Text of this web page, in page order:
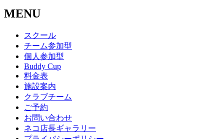
MENU
スクール
チーム参加型
個人参加型
Buddy Cup
料金表
施設案内
クラブチーム
ご予約
お問い合わせ
ネコ店長ギャラリー